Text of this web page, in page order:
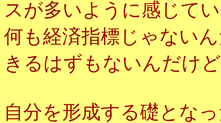
スが多いように感じて
何も経済指標じゃない
きるはずもないんだけ
自分を形成する礎とな